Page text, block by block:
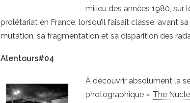
milieu des années 1980, sur
prolétariat en France, lorsqu’il faisait classe, avant sa
mutation, sa fragmentation et sa disparition des
Alentours#04
À découvrir absolument la
photographique « The